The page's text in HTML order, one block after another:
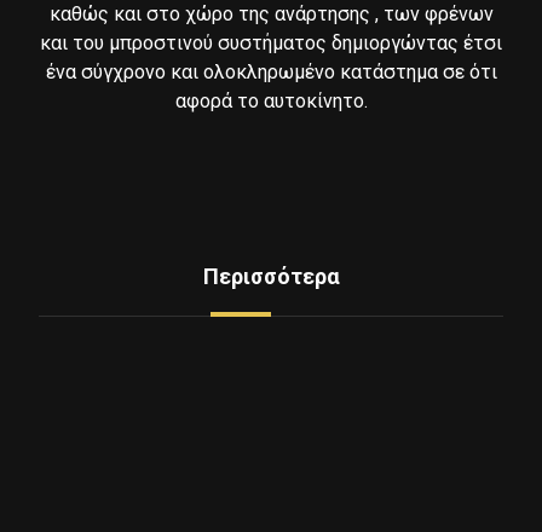
καθώς και στο χώρο της ανάρτησης , των φρένων
και του μπροστινού συστήματος δημιοργώντας έτσι
ένα σύγχρονο και ολοκληρωμένο κατάστημα σε ότι
αφορά το αυτοκίνητο.
Περισσότερα